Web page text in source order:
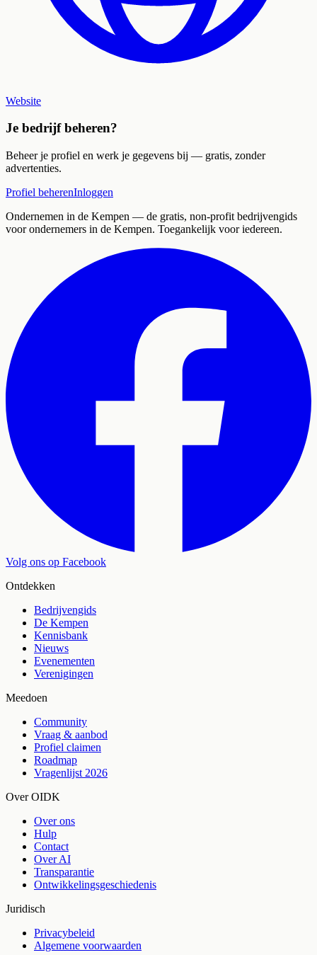
Website
Je bedrijf beheren?
Beheer je profiel en werk je gegevens bij — gratis, zonder
advertenties.
Profiel beherenInloggen
Ondernemen in de Kempen — de gratis, non-profit bedrijvengids
voor ondernemers in de Kempen. Toegankelijk voor iedereen.
Volg ons op Facebook
Ontdekken
Bedrijvengids
De Kempen
Kennisbank
Nieuws
Evenementen
Verenigingen
Meedoen
Community
Vraag & aanbod
Profiel claimen
Roadmap
Vragenlijst 2026
Over OIDK
Over ons
Hulp
Contact
Over AI
Transparantie
Ontwikkelingsgeschiedenis
Juridisch
Privacybeleid
Algemene voorwaarden